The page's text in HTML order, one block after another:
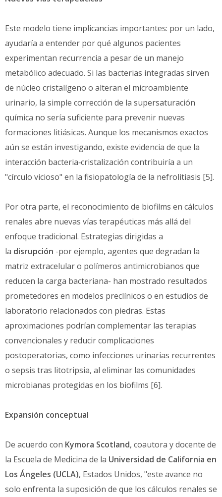
Este modelo tiene implicancias importantes: por un lado,
ayudaría a entender por qué algunos pacientes
experimentan recurrencia a pesar de un manejo
metabólico adecuado. Si las bacterias integradas sirven
de núcleo cristalígeno o alteran el microambiente
urinario, la simple corrección de la supersaturación
química no sería suficiente para prevenir nuevas
formaciones litiásicas. Aunque los mecanismos exactos
aún se están investigando, existe evidencia de que la
interacción bacteria‑cristalización contribuiría a un
"círculo vicioso" en la fisiopatología de la nefrolitiasis [5].
Por otra parte, el reconocimiento de biofilms en cálculos
renales abre nuevas vías terapéuticas más allá del
enfoque tradicional. Estrategias dirigidas a
la disrupción -por ejemplo, agentes que degradan la
matriz extracelular o polímeros antimicrobianos que
reducen la carga bacteriana- han mostrado resultados
prometedores en modelos preclínicos o en estudios de
laboratorio relacionados con piedras. Estas
aproximaciones podrían complementar las terapias
convencionales y reducir complicaciones
postoperatorias, como infecciones urinarias recurrentes
o sepsis tras litotripsia, al eliminar las comunidades
microbianas protegidas en los biofilms [6].
Expansión conceptual
De acuerdo con Kymora Scotland, coautora y docente de
la Escuela de Medicina de la Universidad de California en
Los Ángeles (UCLA), Estados Unidos, "este avance no
solo enfrenta la suposición de que los cálculos renales se